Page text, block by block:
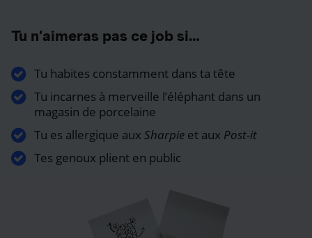
Tu n’aimeras pas ce job si…
Tu habites constamment dans ta tête
Tu incarnes à merveille l’éléphant dans un
magasin de porcelaine
Tu es allergique aux Sharpie et aux Post-it
Tes genoux plient en public